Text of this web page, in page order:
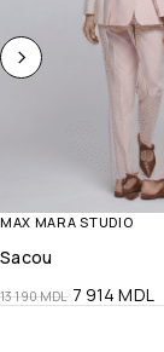
MAX MARA STUDIO
Sacou
13 190MDL 7 914MDL